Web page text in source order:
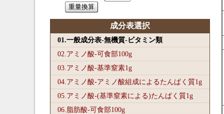
成分表選択
01.一般成分表-無機質-ビタミン類
02.アミノ酸-可食部100g
03.アミノ酸-基準窒素1g
04.アミノ酸-アミノ酸組成によるたんぱく質1g
05.アミノ酸-(基準窒素による)たんぱく質1g
06.脂肪酸-可食部100g